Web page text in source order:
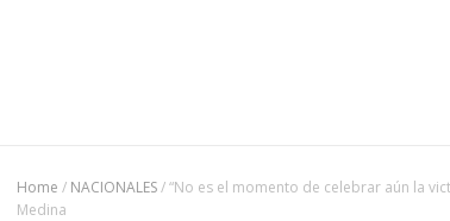
Home / NACIONALES/“No es el momento de celebrar aún la
Medina